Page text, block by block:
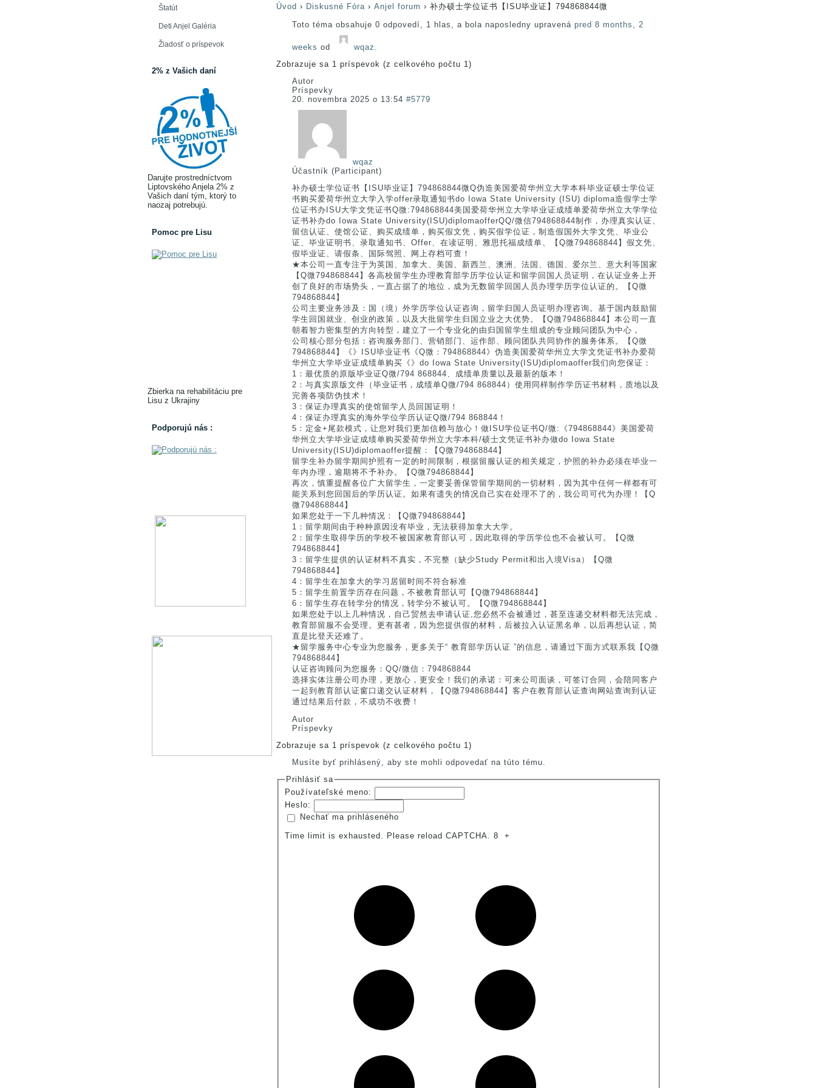
Štatút
Deti Anjel Galéria
Žiadosť o príspevok
2% z Vašich daní
Darujte prostredníctvom
Liptovského Anjela 2% z
Vašich daní tým, ktorý to
naozaj potrebujú.
Pomoc pre Lisu
Zbierka na rehabilitáciu pre
Lisu z Ukrajiny
Podporujú nás :
Úvod › Diskusné Fóra › Anjel forum › 补办硕士学位证书【ISU毕业证】794868844微
Toto téma obsahuje 0 odpovedí, 1 hlas, a bola naposledny upravená pred 8 months, 2
weeks od wqaz .
Zobrazuje sa 1 príspevok (z celkového počtu 1)
Autor
Príspevky
20. novembra 2025 o 13:54 #5779
wqaz
Účastník (Participant)
补办硕士学位证书【ISU毕业证】794868844微Q伪造美国爱荷华州立大学本科毕业证硕士学位证
书购买爱荷华州立大学入学offer录取通知书do Iowa State University (ISU) diploma造假学士学
位证书办ISU大学文凭证书Q微:794868844美国爱荷华州立大学毕业证成绩单爱荷华州立大学学位
证书补办do Iowa State University(ISU)diplomaofferQQ/微信794868844制作，办理真实认证、
留信认证、使馆公证、购买成绩单，购买假文凭，购买假学位证，制造假国外大学文凭、毕业公
证、毕业证明书、录取通知书、Offer、在读证明、雅思托福成绩单、【Q微794868844】假文凭、
假毕业证、请假条、国际驾照、网上存档可查！
★本公司一直专注于为英国、加拿大、美国、新西兰、澳洲、法国、德国、爱尔兰、意大利等国家
【Q微794868844】各高校留学生办理教育部学历学位认证和留学回国人员证明，在认证业务上开
创了良好的市场势头，一直占据了的地位，成为无数留学回国人员办理学历学位认证的。【Q微
794868844】
公司主要业务涉及：国（境）外学历学位认证咨询，留学归国人员证明办理咨询。基于国内鼓励留
学生回国就业、创业的政策，以及大批留学生归国立业之大优势。【Q微794868844】本公司一直
朝着智力密集型的方向转型，建立了一个专业化的由归国留学生组成的专业顾问团队为中心，
公司核心部分包括：咨询服务部门、营销部门、运作部、顾问团队共同协作的服务体系。【Q微
794868844】《》ISU毕业证书《Q微：794868844》伪造美国爱荷华州立大学文凭证书补办爱荷
华州立大学毕业证成绩单购买《》do Iowa State University(ISU)diplomaoffer我们向您保证：
1：最优质的原版毕业证Q微/794 868844、成绩单质量以及最新的版本！
2：与真实原版文件（毕业证书，成绩单Q微/794 868844）使用同样制作学历证书材料，质地以及
完善各项防伪技术！
3：保证办理真实的使馆留学人员回国证明！
4：保证办理真实的海外学位学历认证Q微/794 868844！
5：定金+尾款模式，让您对我们更加信赖与放心！做ISU学位证书Q/微:《794868844》美国爱荷
华州立大学毕业证成绩单购买爱荷华州立大学本科/硕士文凭证书补办做do Iowa State
University(ISU)diplomaoffer提醒：【Q微794868844】
留学生补办留学期间护照有一定的时间限制，根据留服认证的相关规定，护照的补办必须在毕业一
年内办理，逾期将不予补办。【Q微794868844】
再次，慎重提醒各位广大留学生，一定要妥善保管留学期间的一切材料，因为其中任何一样都有可
能关系到您回国后的学历认证。如果有遗失的情况自己实在处理不了的，我公司可代为办理！【Q
微794868844】
如果您处于一下几种情况：【Q微794868844】
1：留学期间由于种种原因没有毕业，无法获得加拿大大学。
2：留学生取得学历的学校不被国家教育部认可，因此取得的学历学位也不会被认可。【Q微
794868844】
3：留学生提供的认证材料不真实，不完整（缺少Study Permit和出入境Visa）【Q微
794868844】
4：留学生在加拿大的学习居留时间不符合标准
5：留学生前置学历存在问题，不被教育部认可【Q微794868844】
6：留学生存在转学分的情况，转学分不被认可。【Q微794868844】
如果您处于以上几种情况，自己贸然去申请认证,您必然不会被通过，甚至连递交材料都无法完成，
教育部留服不会受理。更有甚者，因为您提供假的材料，后被拉入认证黑名单，以后再想认证，简
直是比登天还难了。
★留学服务中心专业为您服务，更多关于“ 教育部学历认证 ”的信息，请通过下面方式联系我【Q微
794868844】
认证咨询顾问为您服务：QQ/微信：794868844
选择实体注册公司办理，更放心，更安全！我们的承诺：可来公司面谈，可签订合同，会陪同客户
一起到教育部认证窗口递交认证材料，【Q微794868844】客户在教育部认证查询网站查询到认证
通过结果后付款，不成功不收费！
Autor
Príspevky
Zobrazuje sa 1 príspevok (z celkového počtu 1)
Musíte byť prihlásený, aby ste mohli odpovedať na túto tému.
Prihlásiť sa
Používateľské meno:
Heslo:
Nechať ma prihláseného
Time limit is exhausted. Please reload CAPTCHA. 8 +